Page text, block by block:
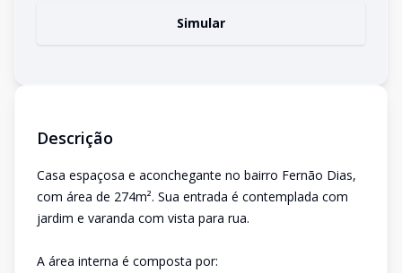
Simular
Descrição
Casa espaçosa e aconchegante no bairro Fernão Dias,
com área de 274m². Sua entrada é contemplada com
jardim e varanda com vista para rua.
A área interna é composta por: